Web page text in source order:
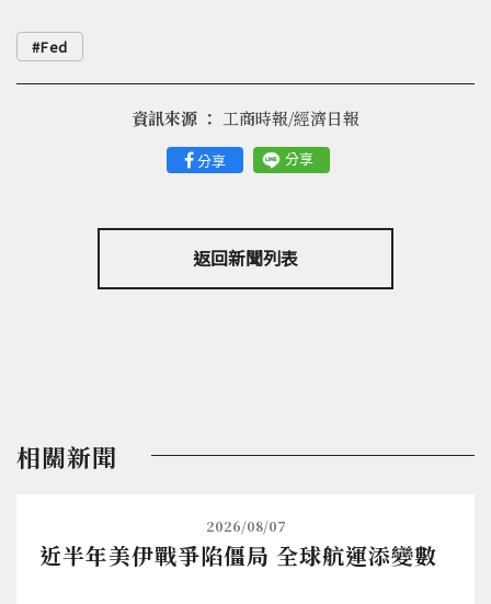
Fed
分享 分享
資訊來源 ： 工商時報/經濟日報
返回新聞列表
相關新聞
2026/08/07
近半年美伊戰爭陷僵局 全球航運添變數